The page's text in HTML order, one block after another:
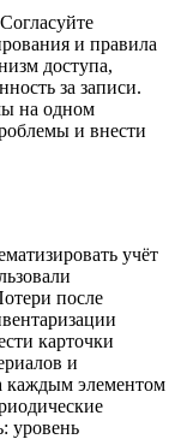
и правила
доступа,
за записи.
на одном
и внести
учёт
после
карточки
и
каждым элементом
уровень